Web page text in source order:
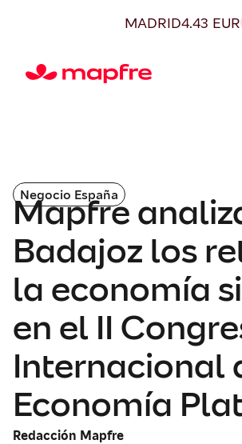
MADRID4.43 EUR
Negocio España
Mapfre
Badajoz los
la economía
en el II
Internacional
Economía
Redacción Mapfre